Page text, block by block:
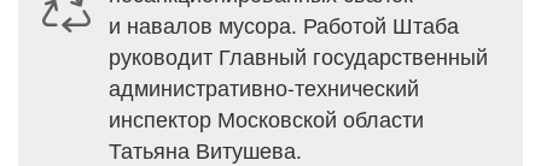
и навалов мусора. Работой Штаба
руководит Главный государственный
административно-технический
инспектор Московской области
Татьяна Витушева.